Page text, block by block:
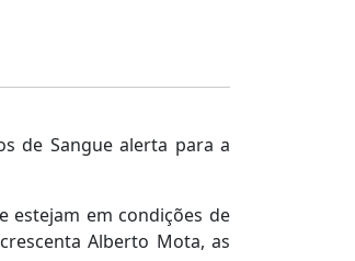
de Sangue alerta para a
estejam em condições de
Alberto Mota, as